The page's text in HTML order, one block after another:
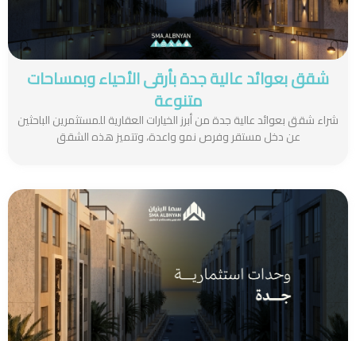
شقق بعوائد عالية جدة بأرقى الأحياء وبمساحات
متنوعة
شراء شقق بعوائد عالية جدة من أبرز الخيارات العقارية للمستثمرين الباحثين
عن دخل مستقر وفرص نمو واعدة، وتتميز هذه الشقق